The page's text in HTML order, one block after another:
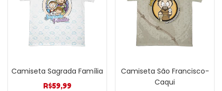
Camiseta Sagrada Família
R$59,99
Camiseta São Francisco-
Caqui